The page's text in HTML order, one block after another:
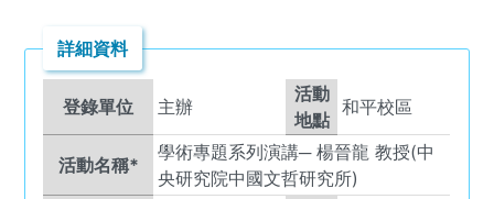
詳細資料
登錄單位 主辦
活動
地點
和平校區
活動名稱*
學術專題系列演講─ 楊晉龍 教授(中
央研究院中國文哲研究所)